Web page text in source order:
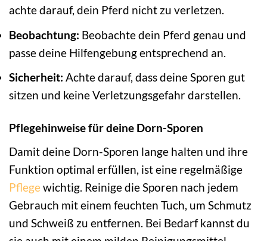
achte darauf, dein Pferd nicht zu verletzen.
Beobachtung: Beobachte dein Pferd genau und
passe deine Hilfengebung entsprechend an.
Sicherheit: Achte darauf, dass deine Sporen gut
sitzen und keine Verletzungsgefahr darstellen.
Pflegehinweise für deine Dorn-Sporen
Damit deine Dorn-Sporen lange halten und ihre
Funktion optimal erfüllen, ist eine regelmäßige
Pflegewichtig. Reinige die Sporen nach jedem
Gebrauch mit einem feuchten Tuch, um Schmutz
und Schweiß zu entfernen. Bei Bedarf kannst du